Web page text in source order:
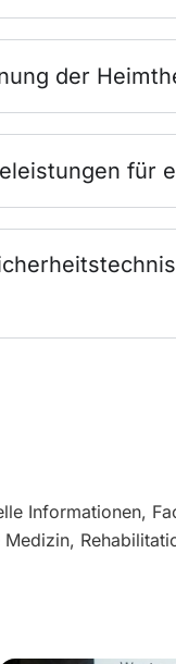
der
für
Informationen,